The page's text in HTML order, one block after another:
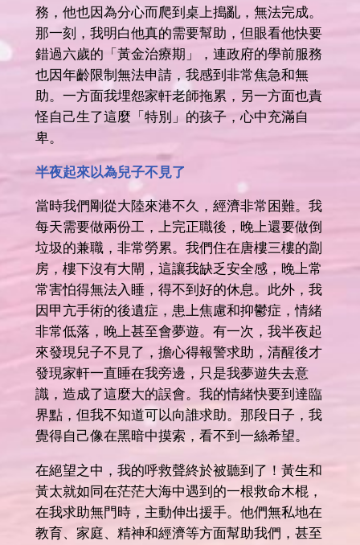
務，他也因為分心而爬到桌上搗亂，無法完成。
那一刻，我明白他真的需要幫助，但眼看他快要
錯過六歲的「黃金治療期」，連政府的學前服務
也因年齡限制無法申請，我感到非常焦急和無
助。一方面我埋怨家軒老師拖累，另一方面也責
怪自己生了這麼「特別」的孩子，心中充滿自
卑。
半夜起來以為兒子不見了
當時我們剛從大陸來港不久，經濟非常困難。我
每天需要做兩份工，上完正職後，晚上還要做倒
垃圾的兼職，非常勞累。我們住在唐樓三樓的劏
房，樓下沒有大閘，這讓我缺乏安全感，晚上常
常害怕得無法入睡，得不到好的休息。此外，我
因甲亢手術的後遺症，患上焦慮和抑鬱症，情緒
非常低落，晚上甚至會夢遊。有一次，我半夜起
來發現兒子不見了，擔心得報警求助，清醒後才
發現家軒一直睡在我旁邊，只是我夢遊失去意
識，造成了這麼大的誤會。我的情緒快要到達臨
界點，但我不知道可以向誰求助。那段日子，我
覺得自己像在黑暗中摸索，看不到一絲希望。
在絕望之中，我的呼救聲終於被聽到了！黃生和
黃太就如同在茫茫大海中遇到的一根救命木棍，
在我求助無門時，主動伸出援手。他們無私地在
教育、家庭、精神和經濟等方面幫助我們，甚至